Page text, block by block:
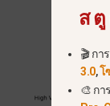
ส
🎬 กา
3.0,โ
🎨 กา